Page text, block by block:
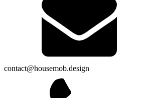
contact@housemob.design